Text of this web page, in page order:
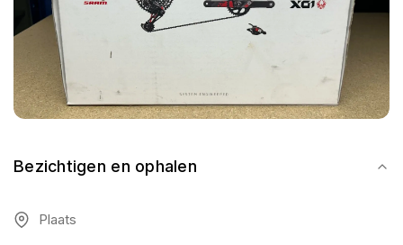
Bezichtigen en ophalen
Plaats